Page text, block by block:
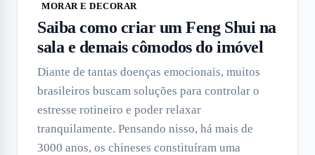
MORAR E DECORAR
Saiba como criar um Feng Shui na
sala e demais cômodos do imóvel
Diante de tantas doenças emocionais, muitos
brasileiros buscam soluções para controlar o
estresse rotineiro e poder relaxar
tranquilamente. Pensando nisso, há mais de
3000 anos, os chineses constituíram uma